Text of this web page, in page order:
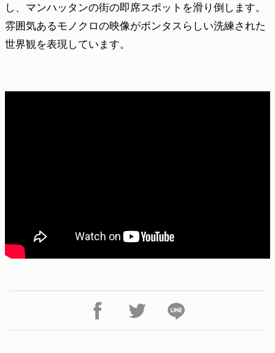
し、マンハッタンの街の即席スポットを滑り倒します。
雰囲気あるモノクロの映像がポンタスらしい洗練された
世界観を表現しています。